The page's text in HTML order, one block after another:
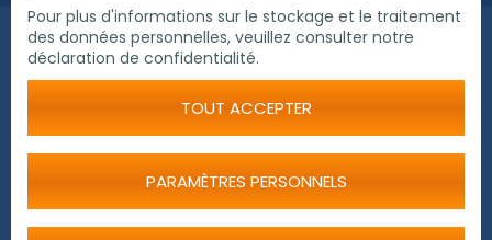
Pour plus d'informations sur le stockage et le traitement
des données personnelles, veuillez consulter notre
déclaration de confidentialité.
TOUT ACCEPTER
PARAMÈTRES PERSONNELS